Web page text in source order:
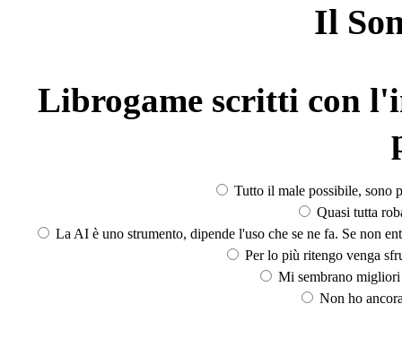
Il
Librogame scritti con
Tutto il male possibile, sono
Quasi tutta
La AI è uno strumento, dipende l'uso che se ne fa. Se non
Per lo più ritengo venga
Mi sembrano
Non ho